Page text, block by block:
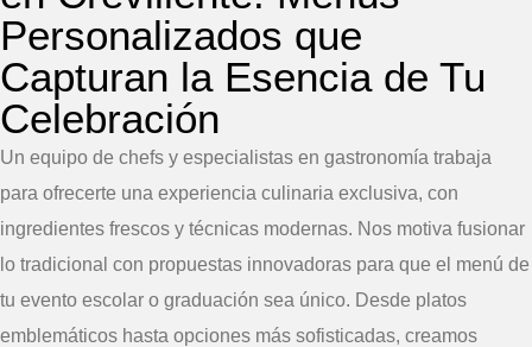
Personalizados que
Capturan la Esencia de Tu
Celebración
Un equipo de chefs y especialistas en gastronomía trabaja
para ofrecerte una experiencia culinaria exclusiva, con
ingredientes frescos y técnicas modernas. Nos motiva fusionar
lo tradicional con propuestas innovadoras para que el menú de
tu evento escolar o graduación sea único. Desde platos
emblemáticos hasta opciones más sofisticadas, creamos